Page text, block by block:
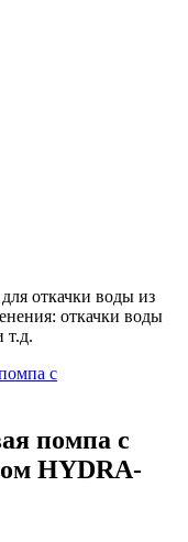
откачки воды из
откачки воды
т.д.
c
помпа c
HYDRA-